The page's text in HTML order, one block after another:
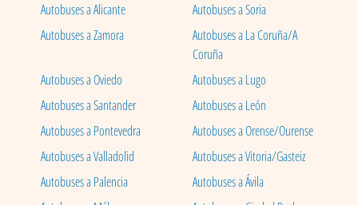
Autobuses a Alicante
Autobuses a Soria
Autobuses a Zamora
Autobuses a La Coruña/A
Coruña
Autobuses a Oviedo
Autobuses a Lugo
Autobuses a Santander
Autobuses a León
Autobuses a Pontevedra
Autobuses a Orense/Ourense
Autobuses a Valladolid
Autobuses a Vitoria/Gasteiz
Autobuses a Palencia
Autobuses a Ávila